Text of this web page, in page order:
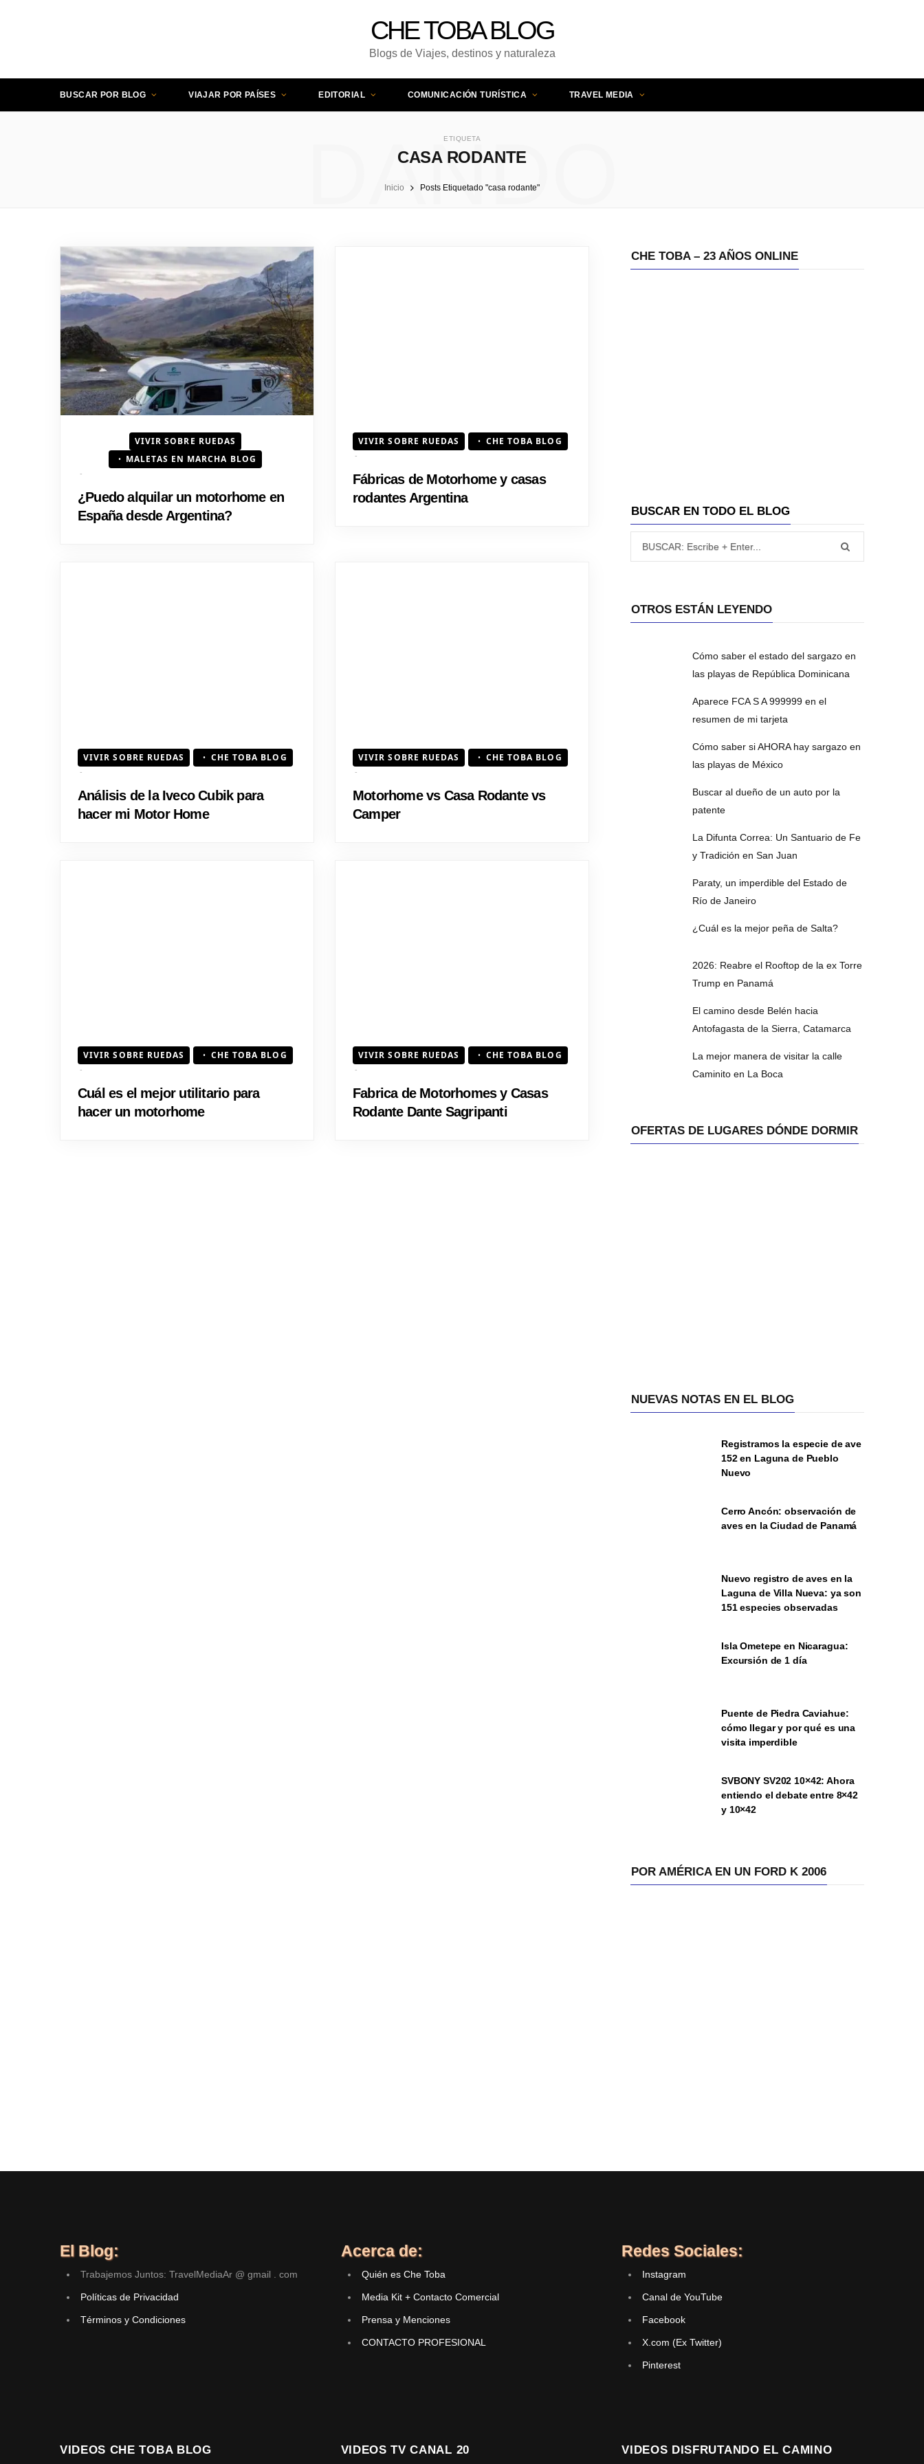
CHE TOBA BLOG
Blogs de Viajes, destinos y naturaleza
BUSCAR POR BLOG VIAJAR POR PAÍSES EDITORIAL COMUNICACIÓN TURÍSTICA TRAVEL MEDIA
ETIQUETA
CASA RODANTE
DANDO
HOJEADA
Inicio Posts Etiquetado "casa rodante"
VIVIR SOBRE RUEDAS
MALETAS EN MARCHA BLOG
¿Puedo alquilar un motorhome en
España desde Argentina?
VIVIR SOBRE RUEDAS CHE TOBA BLOG
Fábricas de Motorhome y casas
rodantes Argentina
VIVIR SOBRE RUEDAS CHE TOBA BLOG
Análisis de la Iveco Cubik para
hacer mi Motor Home
VIVIR SOBRE RUEDAS CHE TOBA BLOG
Motorhome vs Casa Rodante vs
Camper
VIVIR SOBRE RUEDAS CHE TOBA BLOG
Cuál es el mejor utilitario para
hacer un motorhome
VIVIR SOBRE RUEDAS CHE TOBA BLOG
Fabrica de Motorhomes y Casas
Rodante Dante Sagripanti
CHE TOBA – 23 AÑOS ONLINE
BUSCAR EN TODO EL BLOG
OTROS ESTÁN LEYENDO
Cómo saber el estado del sargazo en
las playas de República Dominicana
Aparece FCA S A 999999 en el
resumen de mi tarjeta
Cómo saber si AHORA hay sargazo en
las playas de México
Buscar al dueño de un auto por la
patente
La Difunta Correa: Un Santuario de Fe
y Tradición en San Juan
Paraty, un imperdible del Estado de
Río de Janeiro
¿Cuál es la mejor peña de Salta?
2026: Reabre el Rooftop de la ex Torre
Trump en Panamá
El camino desde Belén hacia
Antofagasta de la Sierra, Catamarca
La mejor manera de visitar la calle
Caminito en La Boca
OFERTAS DE LUGARES DÓNDE DORMIR
NUEVAS NOTAS EN EL BLOG
Registramos la especie de ave
152 en Laguna de Pueblo
Nuevo
Cerro Ancón: observación de
aves en la Ciudad de Panamá
Nuevo registro de aves en la
Laguna de Villa Nueva: ya son
151 especies observadas
Isla Ometepe en Nicaragua:
Excursión de 1 día
Puente de Piedra Caviahue:
cómo llegar y por qué es una
visita imperdible
SVBONY SV202 10×42: Ahora
entiendo el debate entre 8×42
y 10×42
POR AMÉRICA EN UN FORD K 2006
El Blog:
Trabajemos Juntos: TravelMediaAr @ gmail . com
Políticas de Privacidad
Términos y Condiciones
Acerca de:
Quién es Che Toba
Media Kit + Contacto Comercial
Prensa y Menciones
CONTACTO PROFESIONAL
Redes Sociales:
Instagram
Canal de YouTube
Facebook
X.com (Ex Twitter)
Pinterest
VIDEOS CHE TOBA BLOG VIDEOS TV CANAL 20 VIDEOS DISFRUTANDO EL CAMINO